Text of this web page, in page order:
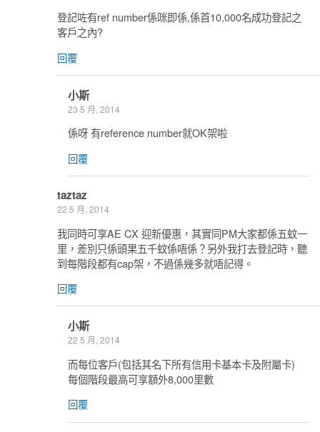
登記咗有ref number係咪即係,係首10,000名成功登記之
客戶之內?
回覆
小斯
23 5 月, 2014
係呀 有reference number就OK架啦
回覆
taztaz
22 5 月, 2014
我同時可享AE CX 迎新優惠，其實同PM大家都係五蚊一
里，差別只係頭果五千蚊係唔係？另外我打去登記時，聽
到每階段都有cap架，不過係幾多就唔記得。
回覆
小斯
22 5 月, 2014
而每位客戶(包括其名下所有信用卡基本卡及附屬卡)
每個階段最高可享額外8,000里數
回覆